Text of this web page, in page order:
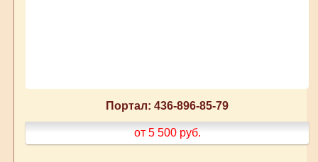
Портал: 436-896-85-79
от 5 500 руб.